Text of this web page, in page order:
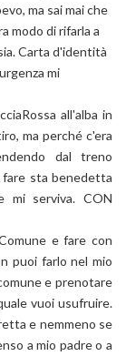
ma sai mai che
modo di rifarla a
Carta d'identità
mi
all'alba in
ma perché c'era
dal treno
sta benedetta
mi serviva. CON
e fare con
puoi farlo nel mio
e prenotare
vuoi usufruire.
e nemmeno se
a mio padre o a